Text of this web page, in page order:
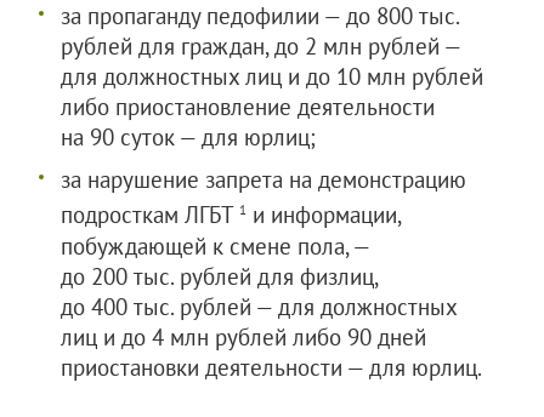
за пропаганду педофилии — до 800 тыс.
рублей для граждан, до 2 млн рублей —
для должностных лиц и до 10 млн рублей
либо приостановление деятельности
на 90 суток — для юрлиц;
за нарушение запрета на демонстрацию
подросткам ЛГБТ 1 и информации,
побуждающей к смене пола, —
до 200 тыс. рублей для физлиц,
до 400 тыс. рублей — для должностных
лиц и до 4 млн рублей либо 90 дней
приостановки деятельности — для юрлиц.